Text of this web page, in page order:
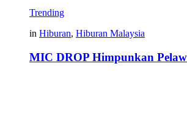
Trending
in Hiburan, Hiburan Malaysia
MIC DROP Himpunkan